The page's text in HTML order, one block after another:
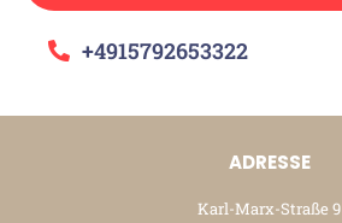
+4915792653322
ADRESSE
Karl-Marx-Straße 9